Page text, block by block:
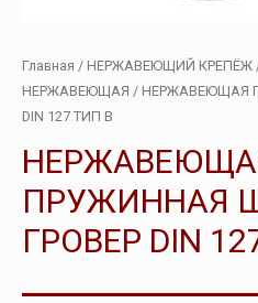
Главная / НЕРЖАВЕЮЩИЙ КРЕПЁЖ
НЕРЖАВЕЮЩАЯ / НЕРЖАВЕЮЩАЯ
DIN 127 ТИП B
ПРУЖИННАЯ
ГРОВЕР DIN